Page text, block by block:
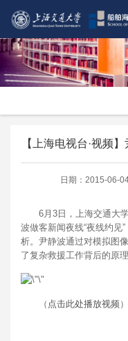
【上海电视台·视频
日期：2015-06-
6月3日，上海交通大学
波做客新闻夜线“夜线约见
析。尹静波通过对模拟图
了复杂救援工作背后的原
（ 点击此处播放视频）